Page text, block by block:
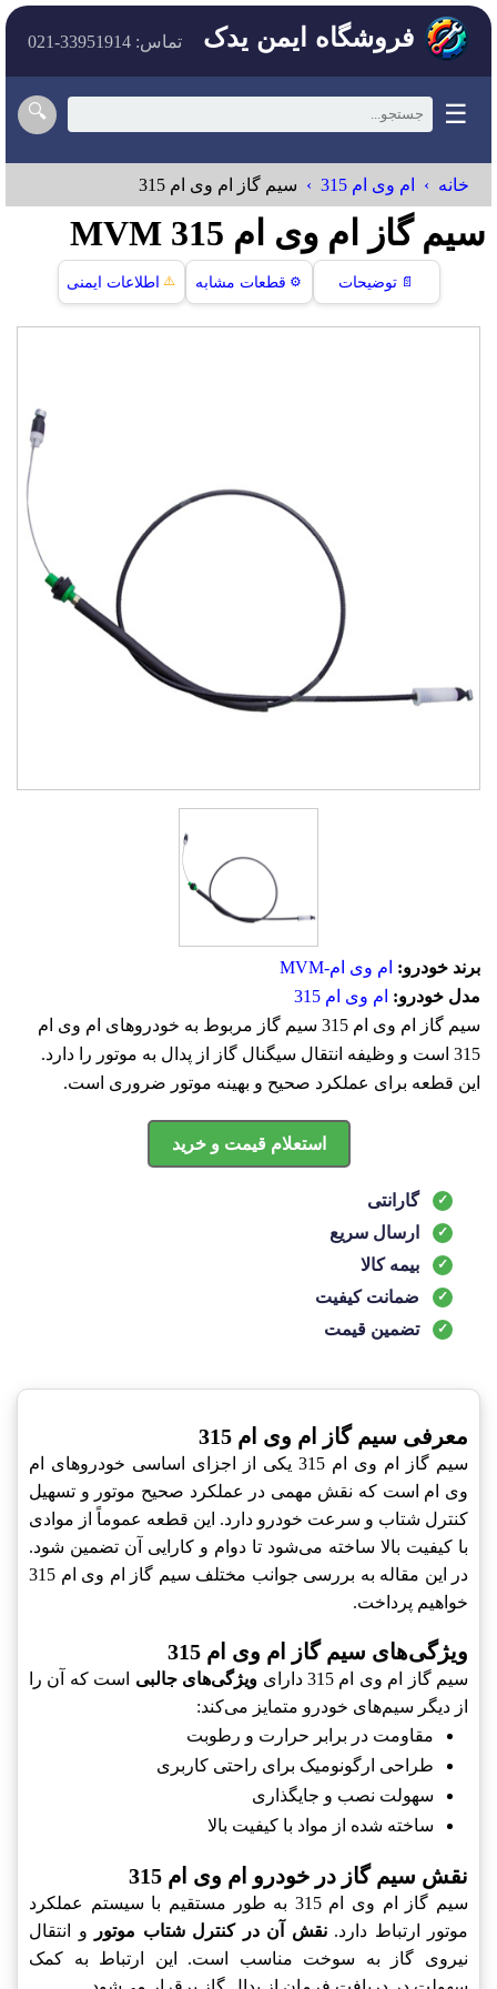
فروشگاه ایمن یدک تماس: 33951914-021
☰
🔍
خانه ام وی ام 315 سيم گاز ام وی ام 315
سيم گاز ام وی ام 315 MVM
📄 توضیحات ⚙️ قطعات مشابه ⚠️ اطلاعات ایمنی
برند خودرو: ام وی ام-MVM
مدل خودرو: ام وی ام 315
سيم گاز ام وی ام 315 سیم گاز مربوط به خودروهای ام وی ام
315 است و وظیفه انتقال سیگنال گاز از پدال به موتور را دارد.
این قطعه برای عملکرد صحیح و بهینه موتور ضروری است.
استعلام قیمت و خرید
گارانتی
ارسال سریع
بیمه کالا
ضمانت کیفیت
تضمین قیمت
معرفی سیم گاز ام وی ام 315
سیم گاز ام وی ام 315 یکی از اجزای اساسی خودروهای ام
وی ام است که نقش مهمی در عملکرد صحیح موتور و تسهیل
کنترل شتاب و سرعت خودرو دارد. این قطعه عموماً از موادی
با کیفیت بالا ساخته می‌شود تا دوام و کارایی آن تضمین شود.
در این مقاله به بررسی جوانب مختلف سیم گاز ام وی ام 315
خواهیم پرداخت.
ویژگی‌های سیم گاز ام وی ام 315
سیم گاز ام وی ام 315 دارای ویژگی‌های جالبی است که آن را
از دیگر سیم‌های خودرو متمایز می‌کند:
مقاومت در برابر حرارت و رطوبت
طراحی ارگونومیک برای راحتی کاربری
سهولت نصب و جایگذاری
ساخته شده از مواد با کیفیت بالا
نقش سیم گاز در خودرو ام وی ام 315
سیم گاز ام وی ام 315 به طور مستقیم با سیستم عملکرد
موتور ارتباط دارد.نقش آن در کنترل شتاب موتور
و انتقال
نیروی گاز به سوخت مناسب است. این ارتباط به کمک